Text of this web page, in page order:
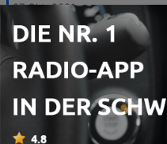
27 Okt. 2021
183 - DNB Dojo Podcast #59
Guest Mix: Surplus
09 Sep. 2021
181 - DNB Dojo Podcast #58